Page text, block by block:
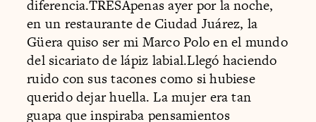
diferencia.TRESApenas ayer por la noche,
en un restaurante de Ciudad Juárez, la
Güera quiso ser mi Marco Polo en el mundo
del sicariato de lápiz labial.Llegó haciendo
ruido con sus tacones como si hubiese
querido dejar huella. La mujer era tan
guapa que inspiraba pensamientos